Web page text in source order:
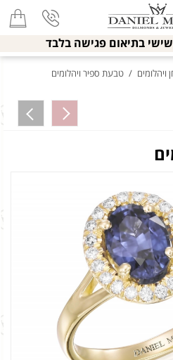
שישי בתיאום פגישה בלבד
ויהלומים / טבעת ספיר ויהלומים